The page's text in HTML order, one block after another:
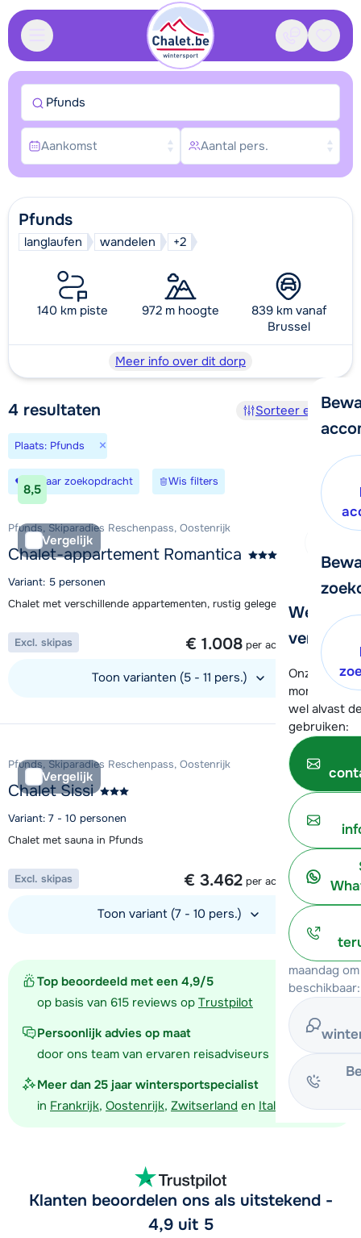
Contact
We
verder!
Onze
moment
wel alvast
gebruiken:
maandag
beschikbaar:
Pfunds
langlaufen wandelen +2
140 km piste 972 m hoogte
839 km vanaf
Brussel
Meer info over dit dorp
4 resultaten Sorteer en filter
Plaats: Pfunds ×
Bewaar zoekopdracht Wis filters
Top beoordeeld met een 4,9/5
op basis van 615 reviews op Trustpilot
Persoonlijk advies op maat
door ons team van ervaren reisadviseurs
Meer dan 25 jaar wintersportspecialist
in Frankrijk, Oostenrijk, Zwitserland en Italië
8,5
Vergelijk
Pfunds, Skiparadies Reschenpass, Oostenrijk
Chalet-appartement Romantica
Variant: 5 personen
Chalet met verschillende appartementen, rustig gelegen in Pfunds
1 week vanaf
€ 1.008 per accommodatie
Excl. skipas
Toon varianten (5 - 11 pers.)
Vergelijk
Pfunds, Skiparadies Reschenpass, Oostenrijk
Chalet Sissi
Variant: 7 - 10 personen
Chalet met sauna in Pfunds
1 week vanaf
€ 3.462 per accommodatie
Excl. skipas
Toon variant (7 - 10 pers.)
Pfunds
Aankomst Aantal pers.
Klanten beoordelen ons als uitstekend -
4,9 uit 5